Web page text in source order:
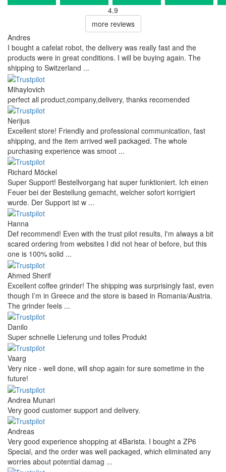
4.9
more reviews
Andres
I bought a cafelat robot, the delivery was really fast and the
products were in great conditions. I will be buying again. The
shipping to Switzerland ...
Mihaylovich
perfect all product,company,delivery, thanks recomended
Nerijus
Excellent store! Friendly and professional communication, fast
shipping, and the item arrived well packaged. The whole
purchasing experience was smoot ...
Richard Möckel
Super Support! Bestellvorgang hat super funktioniert. Ich einen
Feuer bei der Bestellung gemacht, welcher sofort korrigiert
wurde. Der Support ist w ...
Hanna
Def recommend! Even with the trust pilot results, I'm always a bit
scared ordering from websites I did not hear of before, but this
one is 100% solid ...
Ahmed Sherif
Excellent coffee grinder! The shipping was surprisingly fast, even
though I’m in Greece and the store is based in Romania/Austria.
The grinder feels ...
Danilo
Super schnelle Lieferung und tolles Produkt
Vaarg
Very nice - well done, will shop again for sure sometime in the
future!
Andrea Munari
Very good customer support and delivery.
Andreas
Very good experience shopping at 4Barista. I bought a ZP6
Special, and the order was well packaged, which eliminated any
worries about potential damag ...